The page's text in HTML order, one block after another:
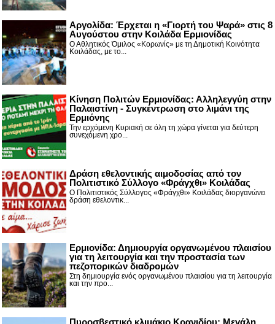
Αργολίδα: Έρχεται η «Γιορτή του Ψαρά» στις 8
Αυγούστου στην Κοιλάδα Ερμιονίδας
Ο Αθλητικός Όμιλος «Κορωνίς» με τη Δημοτική Κοινότητα
Κοιλάδας, με το...
Κίνηση Πολιτών Ερμιονίδας: Αλληλεγγύη στην
Παλαιστίνη - Συγκέντρωση στο λιμάνι της
Ερμιόνης
Την ερχόμενη Κυριακή σε όλη τη χώρα γίνεται για δεύτερη
συνεχόμενη χρο...
Δράση εθελοντικής αιμοδοσίας από τον
Πολιτιστικό Σύλλογο «Φράγχθι» Κοιλάδας
Ο Πολιτιστικός Σύλλογος «Φράγχθι» Κοιλάδας διοργανώνει
δράση εθελοντικ...
Ερμιονίδα: Δημιουργία οργανωμένου πλαισίου
για τη λειτουργία και την προστασία των
πεζοπορικών διαδρομών
Στη δημιουργία ενός οργανωμένου πλαισίου για τη λειτουργία
και την προ...
Πυροσβεστικό κλιμάκιο Κρανιδίου: Μεγάλη